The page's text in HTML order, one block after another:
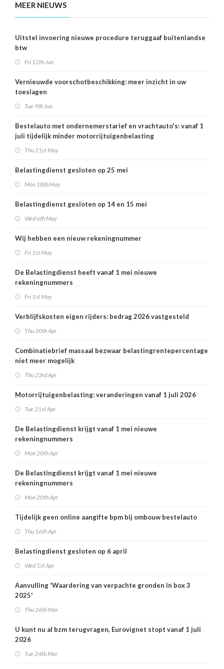
MEER NIEUWS
Uitstel invoering nieuwe procedure teruggaaf buitenlandse
btw
Fri 12th Jun
Vernieuwde voorschotbeschikking: meer inzicht in uw
toeslagen
Tue 9th Jun
Bestelauto met ondernemerstarief en vrachtauto's: vanaf 1
juli tijdelijk minder motorrijtuigenbelasting
Thu 21st May
Belastingdienst gesloten op 25 mei
Mon 18th May
Belastingdienst gesloten op 14 en 15 mei
Wed 6th May
Wij hebben een nieuw rekeningnummer
Fri 1st May
De Belastingdienst heeft vanaf 1 mei nieuwe
rekeningnummers
Fri 1st May
Verblijfskosten eigen rijders: bedrag 2026 vastgesteld
Thu 30th Apr
Combinatiebrief massaal bezwaar belastingrentepercentage
niet meer mogelijk
Thu 23rd Apr
Motorrijtuigenbelasting: veranderingen vanaf 1 juli 2026
Tue 21st Apr
De Belastingdienst krijgt vanaf 1 mei nieuwe
rekeningnummers
Mon 20th Apr
De Belastingdienst krijgt vanaf 1 mei nieuwe
rekeningnummers
Mon 20th Apr
Tijdelijk geen online aangifte bpm bij ombouw bestelauto
Thu 16th Apr
Belastingdienst gesloten op 6 april
Wed 1st Apr
Aanvulling 'Waardering van verpachte gronden in box 3
2025'
Thu 26th Mar
U kunt nu al bzm terugvragen, Eurovignet stopt vanaf 1 juli
2026
Tue 24th Mar